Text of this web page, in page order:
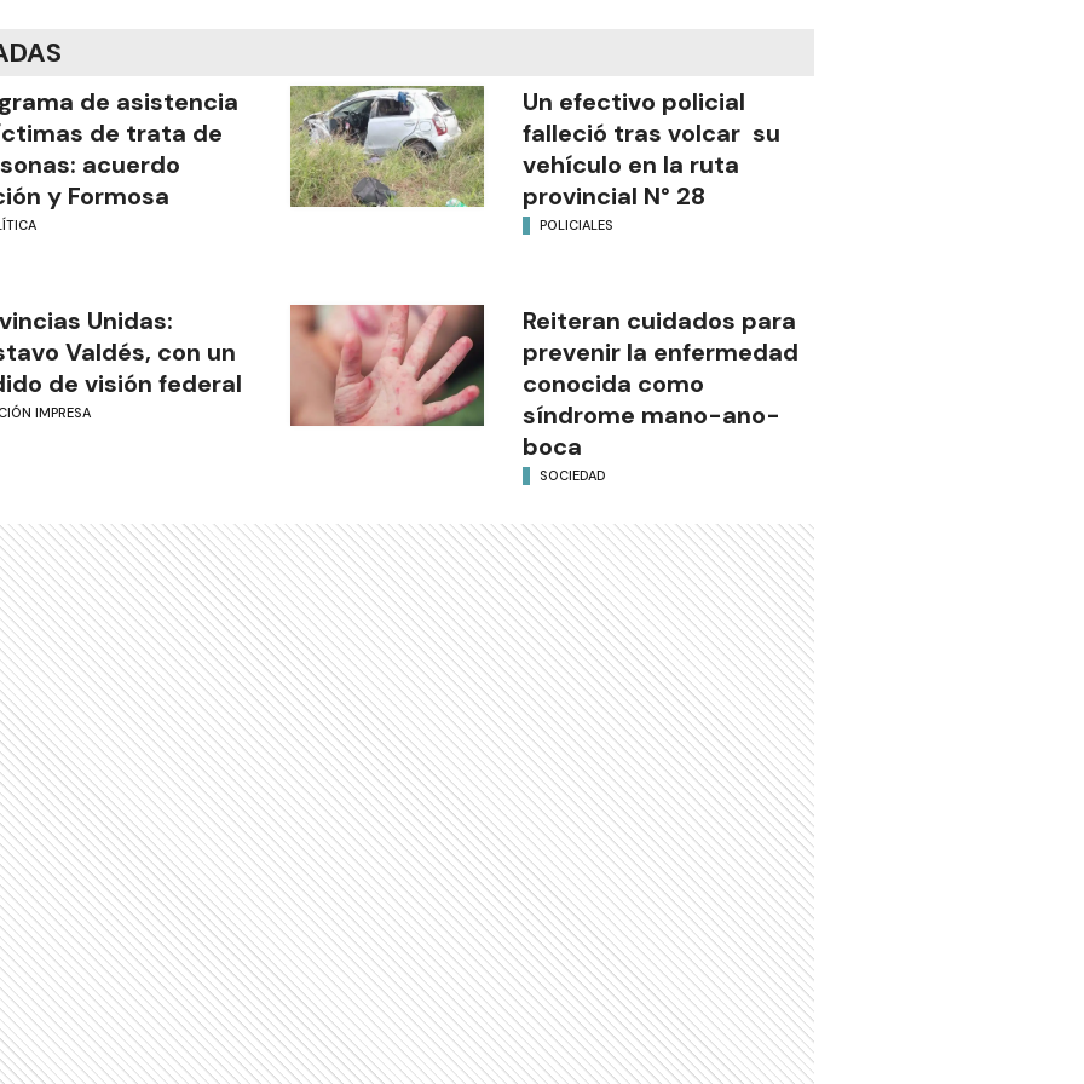
de asistencia
de trata de
acuerdo
y Formosa
Un efectivo policial
falleció tras volcar su
vehículo en la ruta
provincial N° 28
POLICIALES
Unidas:
Valdés, con un
de visión federal
IMPRESA
Reiteran cuidados para
prevenir la enfermedad
conocida como
síndrome mano-ano-
boca
SOCIEDAD